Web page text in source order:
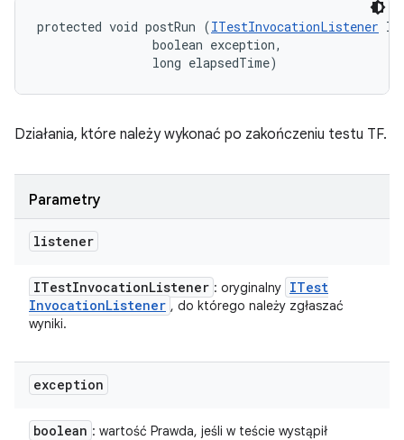
protected void postRun (ITestInvocationListener
                boolean exception,
                long elapsedTime)
Działania, które należy wykonać po zakończeniu testu TF.
Parametry
listener
ITestInvocationListener : oryginalny ITest
InvocationListener , do którego należy zgłaszać
wyniki.
exception
boolean : wartość Prawda, jeśli w teście wystąpił